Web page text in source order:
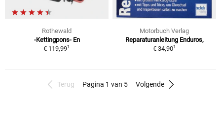
Rothewald
-Kettingpons- En
€ 119,991
Motorbuch Verlag
Reparaturanleitung Enduros,
€ 34,901
Terug Pagina 1 van 5 Volgende